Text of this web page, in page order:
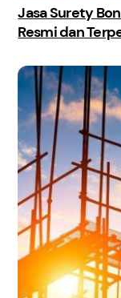
Jasa Surety
Resmi dan